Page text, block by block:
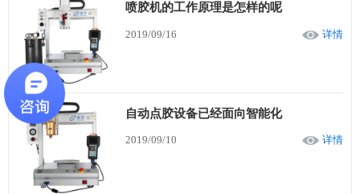
喷胶机的工作原理是怎样的呢
2019/09/16 详情
自动点胶设备已经面向智能化
2019/09/10 详情